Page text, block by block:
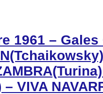
1961 –
VIVA